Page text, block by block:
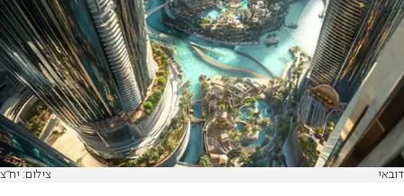
דובאי צילום: יח"צ